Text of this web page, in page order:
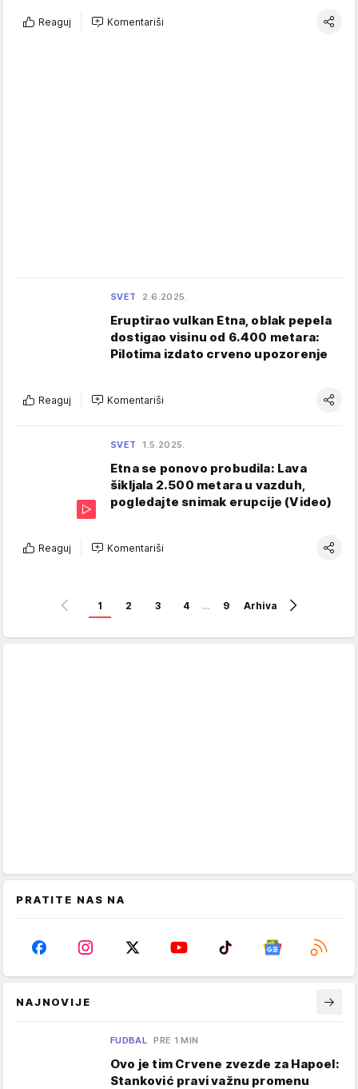
Reaguj Komentariši
SVET 2.6.2025.
Eruptirao vulkan Etna, oblak pepela
dostigao visinu od 6.400 metara:
Pilotima izdato crveno upozorenje
Reaguj Komentariši
SVET 1.5.2025.
Etna se ponovo probudila: Lava
šikljala 2.500 metara u vazduh,
pogledajte snimak erupcije (Video)
Reaguj Komentariši
1 2 3 4 … 9 Arhiva
PRATITE NAS NA
NAJNOVIJE
FUDBAL PRE 1 MIN
Ovo je tim Crvene zvezde za Hapoel:
Stanković pravi važnu promenu